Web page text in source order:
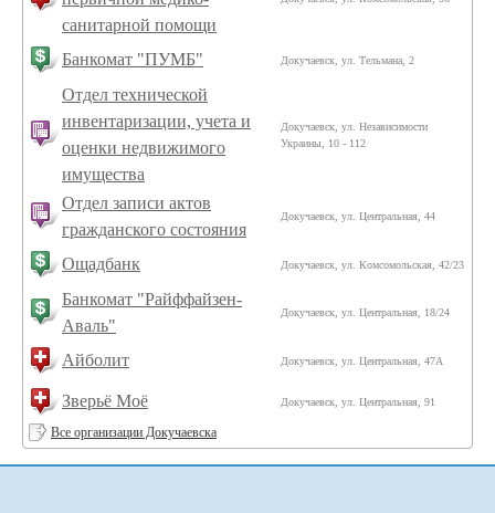
санитарной помощи
Банкомат "ПУМБ" Докучаевск, ул. Тельмана, 2
Отдел технической
инвентаризации, учета и
оценки недвижимого
имущества
Докучаевск, ул. Независимости
Украины, 10 - 112
Отдел записи актов
гражданского состояния
Докучаевск, ул. Центральная, 44
Ощадбанк Докучаевск, ул. Комсомольская, 42/23
Банкомат "Райффайзен-
Аваль"
Докучаевск, ул. Центральная, 18/24
Айболит Докучаевск, ул. Центральная, 47А
Зверьё Моё Докучаевск, ул. Центральная, 91
Все организации Докучаевска